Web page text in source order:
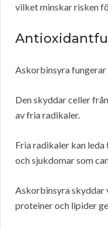
vilket minskar risken
Askorbinsyra
Den skyddar celler
av fria radikaler.
Fria radikaler kan
och sjukdomar som
Askorbinsyra
proteiner och lipider